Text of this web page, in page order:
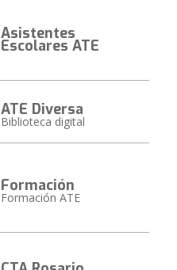
Asistentes
Escolares ATE
ATE Diversa
Biblioteca digital
Formación
Formación ATE